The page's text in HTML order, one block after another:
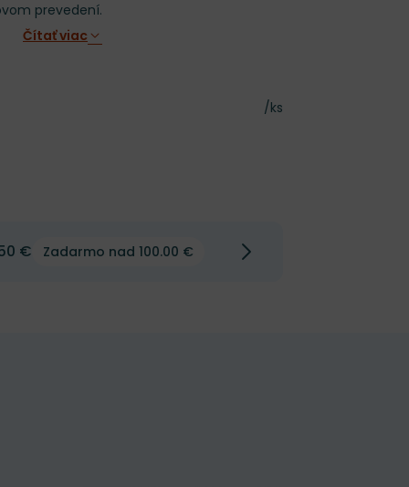
prevedení.
Čítať viac
Cena za kus
/ks
€ Zadarmo nad 100.00 €